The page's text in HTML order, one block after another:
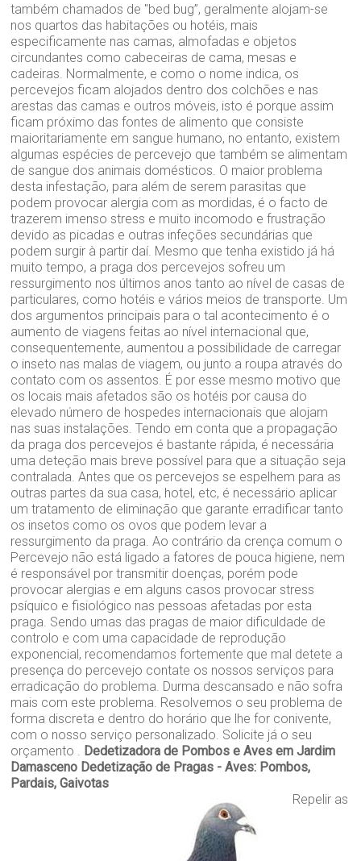
também chamados de "bed bug”, geralmente alojam-se
nos quartos das habitações ou hotéis, mais
especificamente nas camas, almofadas e objetos
circundantes como cabeceiras de cama, mesas e
cadeiras. Normalmente, e como o nome indica, os
percevejos ficam alojados dentro dos colchões e nas
arestas das camas e outros móveis, isto é porque assim
ficam próximo das fontes de alimento que consiste
maioritariamente em sangue humano, no entanto, existem
algumas espécies de percevejo que também se alimentam
de sangue dos animais domésticos. O maior problema
desta infestação, para além de serem parasitas que
podem provocar alergia com as mordidas, é o facto de
trazerem imenso stress e muito incomodo e frustração
devido as picadas e outras infeções secundárias que
podem surgir à partir daí. Mesmo que tenha existido já há
muito tempo, a praga dos percevejos sofreu um
ressurgimento nos últimos anos tanto ao nível de casas de
particulares, como hotéis e vários meios de transporte. Um
dos argumentos principais para o tal acontecimento é o
aumento de viagens feitas ao nível internacional que,
consequentemente, aumentou a possibilidade de carregar
o inseto nas malas de viagem, ou junto a roupa através do
contato com os assentos. É por esse mesmo motivo que
os locais mais afetados são os hotéis por causa do
elevado número de hospedes internacionais que alojam
nas suas instalações. Tendo em conta que a propagação
da praga dos percevejos é bastante rápida, é necessária
uma deteção mais breve possível para que a situação seja
contralada. Antes que os percevejos se espelhem para as
outras partes da sua casa, hotel, etc, é necessário aplicar
um tratamento de eliminação que garante erradificar tanto
os insetos como os ovos que podem levar a
ressurgimento da praga. Ao contrário da crença comum o
Percevejo não está ligado a fatores de pouca higiene, nem
é responsável por transmitir doenças, porém pode
provocar alergias e em alguns casos provocar stress
psíquico e fisiológico nas pessoas afetadas por esta
praga. Sendo umas das pragas de maior dificuldade de
controlo e com uma capacidade de reprodução
exponencial, recomendamos fortemente que mal detete a
presença do percevejo contate os nossos serviços para
erradicação do problema. Durma descansado e não sofra
mais com este problema. Resolvemos o seu problema de
forma discreta e dentro do horário que lhe for conivente,
com o nosso serviço personalizado. Solicite já o seu
orçamento .
Dedetizadora de Pombos e Aves em Jardim
Damasceno Dedetização de Pragas - Aves: Pombos,
Pardais, Gaivotas
Repelir as